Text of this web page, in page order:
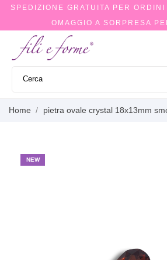
SPEDIZIONE GRATUITA PER
OMAGGIO A SORPRESA
Home pietra ovale crystal 18x13mm
NEW